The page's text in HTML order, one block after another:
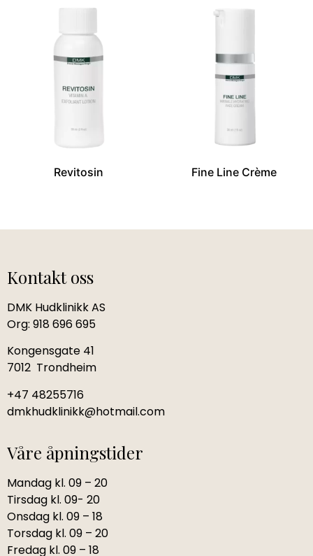
Revitosin Fine Line Crème
Kontakt oss
DMK Hudklinikk AS
Org: 918 696 695
Kongensgate 41
7012 Trondheim
+47 48255716
dmkhudklinikk@hotmail.com
Våre åpningstider
Mandag kl. 09 – 20
Tirsdag kl. 09- 20
Onsdag kl. 09 – 18
Torsdag kl. 09 – 20
Fredag kl. 09 – 18